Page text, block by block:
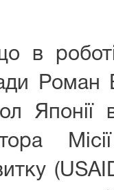
в
Роман
Японії